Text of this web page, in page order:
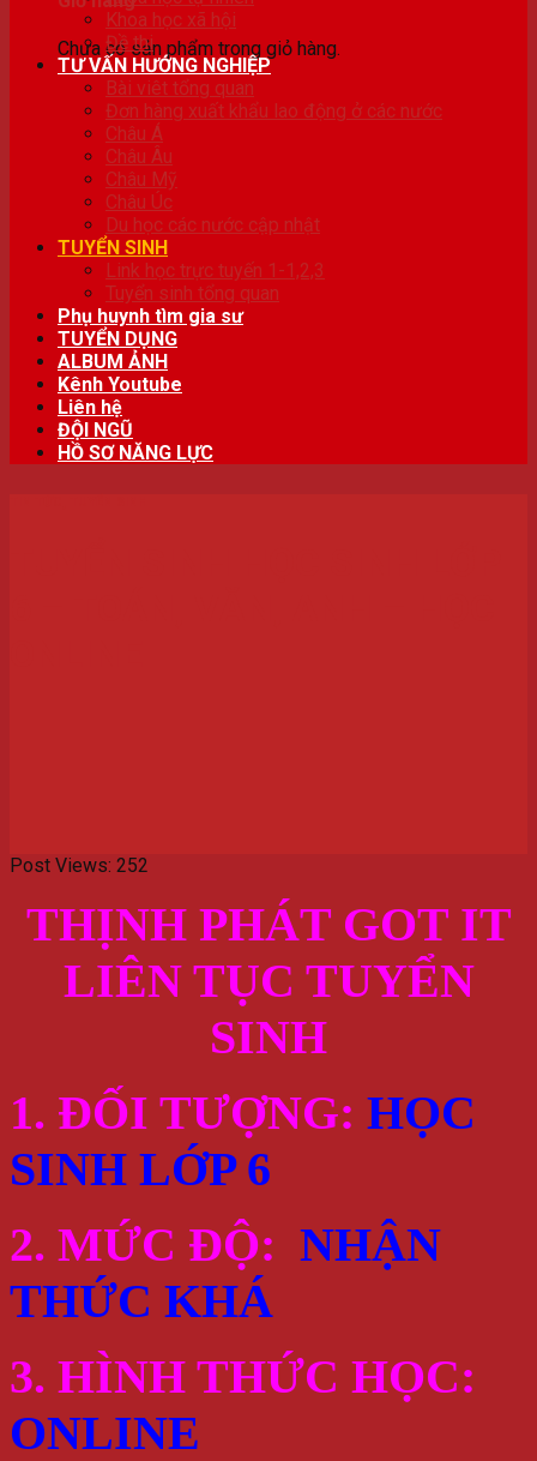
Chưa có sản phẩm trong giỏ hàng.
Khoa học xã hội
Đề thi
TƯ VẤN HƯỚNG NGHIỆP
Bài viêt tổng quan
Đơn hàng xuất khẩu lao động ở các nước
Châu Á
Châu Âu
Châu Mỹ
Châu Úc
Du học các nước cập nhật
TUYỂN SINH
Link học trực tuyến 1-1,2,3
Tuyển sinh tổng quan
Phụ huynh tìm gia sư
TUYỂN DỤNG
ALBUM ẢNH
Kênh Youtube
Liên hệ
ĐỘI NGŨ
HỒ SƠ NĂNG LỰC
Post Views: 252
THỊNH PHÁT GOT IT
LIÊN TỤC TUYỂN
SINH
1. ĐỐI TƯỢNG: HỌC
SINH LỚP 6
2. MỨC ĐỘ: NHẬN
THỨC KHÁ
3. HÌNH THỨC HỌC:
ONLINE